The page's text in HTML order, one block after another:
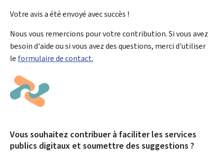
Votre avis a été envoyé avecsuccès !
Nous vous remercions pour votre contribution. Si vous avez
besoin d'aide ou si vous avez des questions, merci d'utiliser
le formulaire de contact.
Vous souhaitez contribuer à faciliter les services
publics digitaux et soumettre des suggestions ?